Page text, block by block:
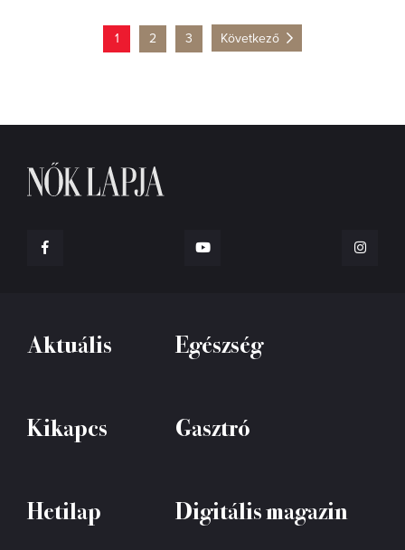
1 2 3 Következő
Aktuális Egészség
Kikapcs Gasztró
Hetilap Digitális magazin